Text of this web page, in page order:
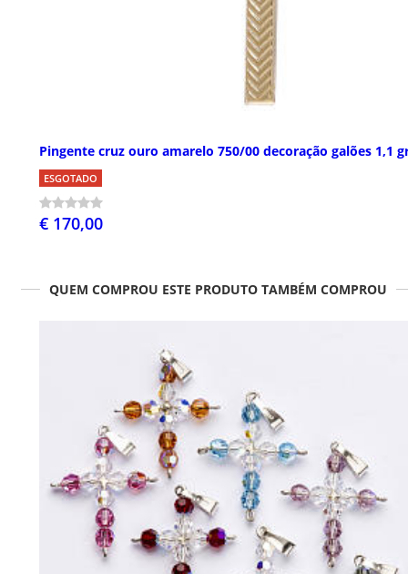
Pingente cruz ouro amarelo 750/00 decoração galões 1,1
ESGOTADO
€ 170,00
QUEM COMPROU ESTE PRODUTO TAMBÉM COMPROU